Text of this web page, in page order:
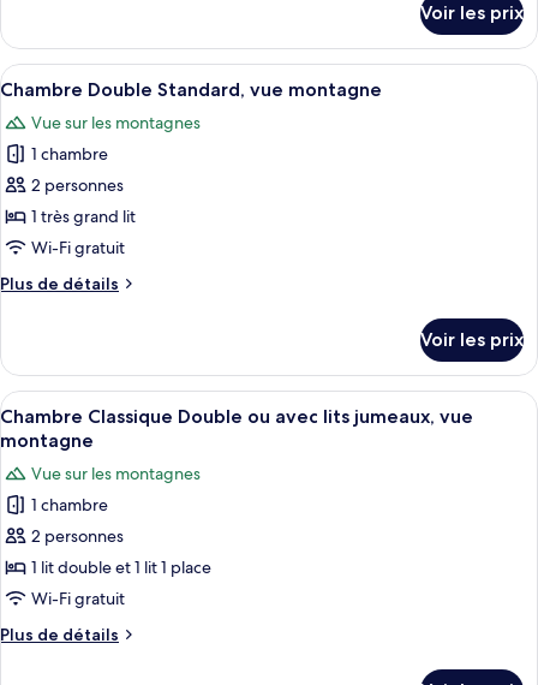
Chambre
Quadruple
Familiale
le
type
de
Chambre
Quadruple
Familiale
Voir les prix
Afficher
toutes
les
photos
pour
ce
type
chambre :
Standard,
vue
montagne
Une chambre d’hôtel comprenant
4
Chambre Double Standard, vue montagne
Vue sur les montagnes
1 chambre
2 personnes
1 très grand lit
Wi-Fi gratuit
Plus de détails
Plus
le
type
de
chambre
Chambre
Double
Standard,
vue
montagne
Voir les prix
Afficher
toutes
photos
pour
ce
type
de
chambre :
Chambre
Chambre Classique Double ou avec
1
Chambre Classique Double ou avec lits jumeaux, vue
montagne
Vue sur les montagnes
1 chambre
2 personnes
1 lit double et 1 lit 1 place
Wi-Fi gratuit
Plus de détails
Plus